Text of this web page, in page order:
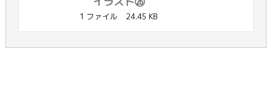
1 ファイル 24.45 KB